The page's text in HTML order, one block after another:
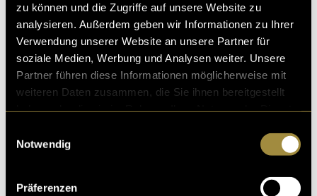
zu können und die Zugriffe auf unsere Website zu
analysieren. Außerdem geben wir Informationen zu Ihrer
Verwendung unserer Website an unsere Partner für
soziale Medien, Werbung und Analysen weiter. Unsere
Partner führen diese Informationen möglicherweise mit
weiteren Daten zusammen, die Sie ihnen bereitgestellt
Notwendig
Präferenzen
2. Navigation
Navigation nur im Header anzuzeigen, sollte sie
Seitenbereich hervorheben. Ziel war eine bessere und